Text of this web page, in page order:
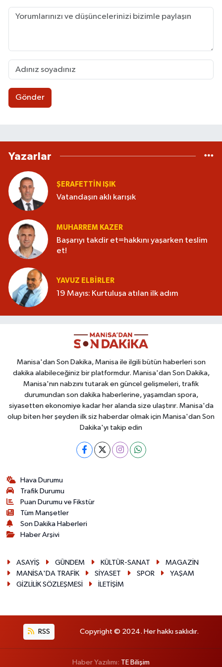
programları geliştirmiştir. Bugün Türkiye
Gönder
Yazarlar
ŞERAFETTIN IŞIK
Vatandaşın aklı karışık
MUHARREM KAZER
Başarıyı takdir et=hakkını yaşarken teslim
et!
YAVUZ ELBIRLER
19 Mayıs: Kurtuluşa atılan ilk adım
Manisa'dan Son Dakika, Manisa ile ilgili bütün haberleri son
dakika alabileceğiniz bir platformdur. Manisa'dan Son Dakika,
Manisa'nın nabzını tutarak en güncel gelişmeleri, trafik
durumundan son dakika haberlerine, yaşamdan spora,
siyasetten ekonomiye kadar her alanda size ulaştırır. Manisa'da
olup biten her şeyden ilk siz haberdar olmak için Manisa'dan Son
Dakika'yı takip edin
Hava Durumu
Trafik Durumu
Puan Durumu ve Fikstür
Tüm Manşetler
Son Dakika Haberleri
Haber Arşivi
ASAYİŞ GÜNDEM KÜLTÜR-SANAT
MAGAZİN
MANİSA'DA TRAFİK
SİYASET SPOR
YAŞAM
GİZLİLİK SÖZLEŞMESİ
İLETİŞİM
RSS Copyright © 2024. Her hakkı saklıdır.
Haber Yazılımı: TE Bilişim